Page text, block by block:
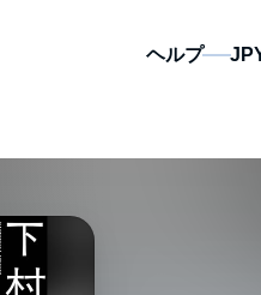
ヘルプ